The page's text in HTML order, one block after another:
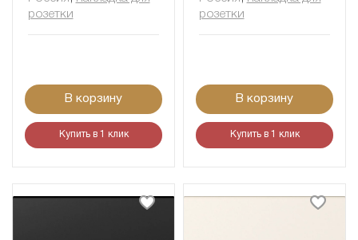
розетки
В корзину
Купить в 1 клик
розетки
В корзину
Купить в 1 клик